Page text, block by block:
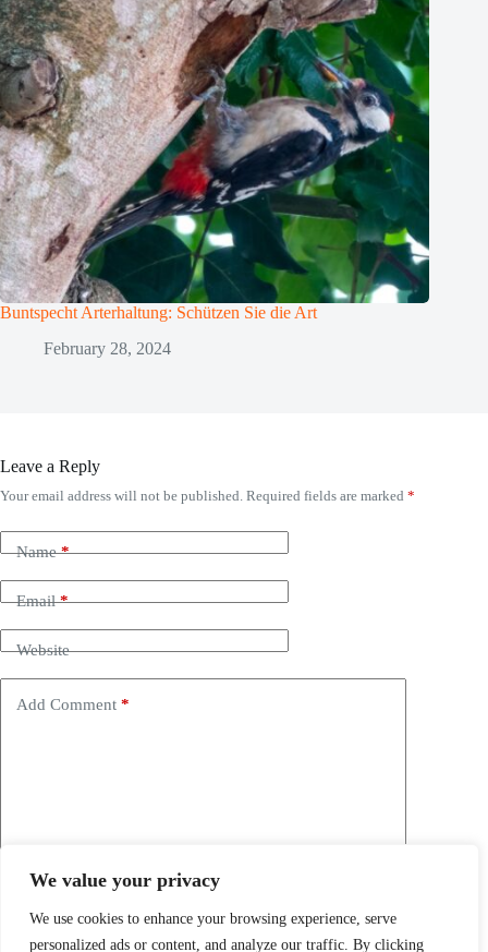
We value your privacy
We use cookies to enhance your browsing experience, serve
personalized ads or content, and analyze our traffic. By clicking
Buntspecht Arterhaltung: Schützen Sie die Art
February 28, 2024
Leave a Reply
Your email address will not be published. Required fields are marked *
Name*
Email*
Website
Add Comment *
Save my name, email and website in this browser for the